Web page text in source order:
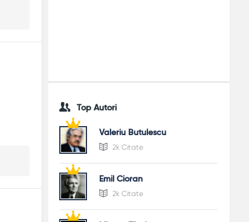
Top Autori
Valeriu Butulescu
2k Citate
Emil Cioran
2k Citate